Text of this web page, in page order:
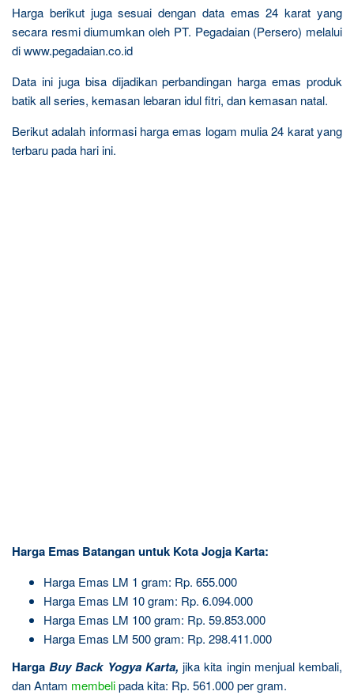
Harga berikut juga sesuai dengan data emas 24 karat yang
secara resmi diumumkan oleh PT. Pegadaian (Persero) melalui
di www.pegadaian.co.id
Data ini juga bisa dijadikan perbandingan harga emas produk
batik all series, kemasan lebaran idul fitri, dan kemasan natal.
Berikut adalah informasi harga emas logam mulia 24 karat yang
terbaru pada hari ini.
Harga Emas Batangan untuk Kota Jogja Karta:
Harga Emas LM 1 gram: Rp. 655.000
Harga Emas LM 10 gram: Rp. 6.094.000
Harga Emas LM 100 gram: Rp. 59.853.000
Harga Emas LM 500 gram: Rp. 298.411.000
HargaBuy Back Yogya Karta,jika kita ingin menjual kembali,
dan Antam membelipada kita: Rp. 561.000 per gram.